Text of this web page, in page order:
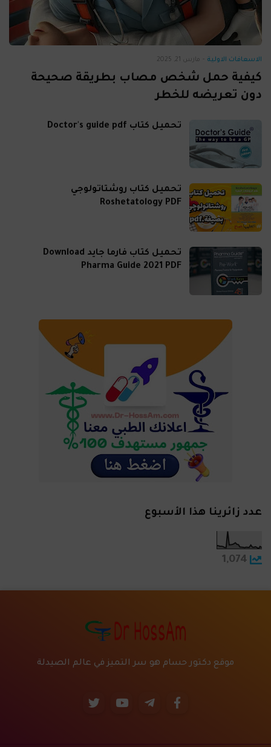
الاسعافات الاولية - مارس 21, 2025
كيفية حمل شخص مصاب بطريقة صحيحة
دون تعريضه للخطر
تحميل كتاب Doctor's guide pdf
تحميل كتاب روشتاتولوجي
Roshetatology PDF
تحميل كتاب فارما جايد Download
Pharma Guide 2021 PDF
عدد زائرينا هذا الأسبوع
1,074
موقع دكتور حسام هو سر التميز في عالم الصيدلة